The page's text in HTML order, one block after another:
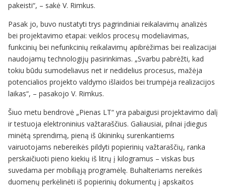
pakeisti“, – sakė V. Rimkus.
Pasak jo, buvo nustatyti trys pagrindiniai reikalavimų analizės
bei projektavimo etapai: veiklos procesų modeliavimas,
funkcinių bei nefunkcinių reikalavimų apibrėžimas bei realizacijai
naudojamų technologijų pasirinkimas. „Svarbu pabrėžti, kad
tokiu būdu sumodeliavus net ir nedidelius procesus, mažėja
potencialios projekto valdymo išlaidos bei trumpėja realizacijos
laikas“, – pasakojo V. Rimkus.
Šiuo metu bendrovė „Pienas LT“ yra pabaigusi projektavimo dalį
ir testuoja elektroninius važtaraščius. Galiausiai, pilnai įdiegus
minėtą sprendimą, pieną iš ūkininkų surenkantiems
vairuotojams nebereikės pildyti popierinių važtaraščių, ranka
perskaičiuoti pieno kiekių iš litrų į kilogramus – viskas bus
suvedama per mobiliąją programėlę. Buhalteriams nereikės
duomenų perkėlinėti iš popierinių dokumentų į apskaitos